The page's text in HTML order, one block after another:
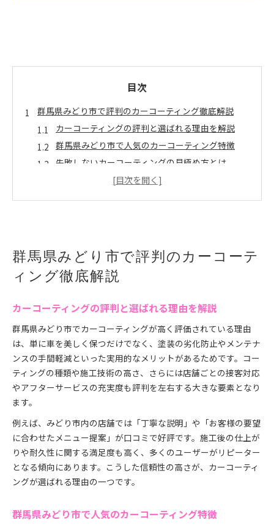
目次
群馬県みどり市で評判のカーコーティング徹底解説
カーコーティングの評判と選ばれる理由を解説
群馬県みどり市で人気のカーコーティング特徴
失敗しないカーコーティングの見極め方とは
愛車を守るカーコーティングの評価基準
施工実績が多いカーコーティング業者の特徴
アフターサービスが充実したカーコーティング選
定術
予約がしやすいカーコーティング店のメリット
愛車の美観を保つ評価基準とは
カーコーティングの耐久性で比較するポイント
仕上がりに差が出るカーコーティング評価方法
愛車の美しさを守るコーティング基準を解説
費用対効果を重視したカーコーティング選び
カーコーティングを長持ちさせる秘訣
カーコーティングを長持ちさせる洗車のコツ
日常ケアで守るカーコーティングの耐久性
定期的なメンテナンスで延ばす美観の秘訣
プロが教えるカーコーティング長持ち方法
群馬県みどり市で評判のカーコーテ
ィング徹底解説
カーコーティングの評判と選ばれる理由を解説
群馬県みどり市でカーコーティングが高く評価されている理由
は、単に車を美しく保つだけでなく、塗装の劣化防止やメンテナ
ンスの手間軽減といった実用的なメリットがあるためです。コー
ティングの種類や施工技術の高さ、さらには店舗ごとの接客対応
やアフターサービスの充実度も評判を左右する大きな要素となり
ます。
例えば、みどり市内の店舗では「丁寧な説明」や「お客様の要望
に合わせたメニュー提案」が口コミで好評です。施工後の仕上が
りや耐久性に関する満足度も高く、多くのユーザーがリピーター
となる傾向にあります。こうした信頼性の高さが、カーコーティ
ングが選ばれる理由の一つです。
群馬県みどり市で人気のカーコーティング特徴